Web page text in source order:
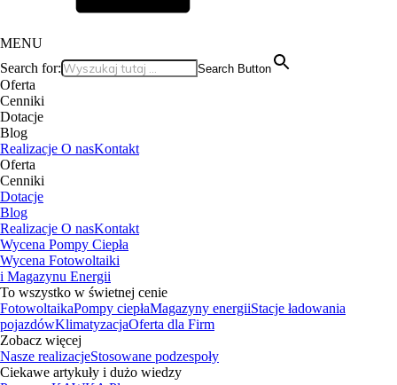
MENU
Search for:
Search Button
Oferta
Cenniki
Dotacje
Blog
Realizacje O nasKontakt
Oferta
Cenniki
Dotacje
Blog
Realizacje O nasKontakt
Wycena Pompy Ciepła
Wycena Fotowoltaiki
i Magazynu Energii
To wszystko w świetnej cenie
FotowoltaikaPompy ciepłaMagazyny energiiStacje ładowania
pojazdówKlimatyzacjaOferta dla Firm
Zobacz więcej
Nasze realizacjeStosowane podzespoły
Ciekawe artykuły i dużo wiedzy